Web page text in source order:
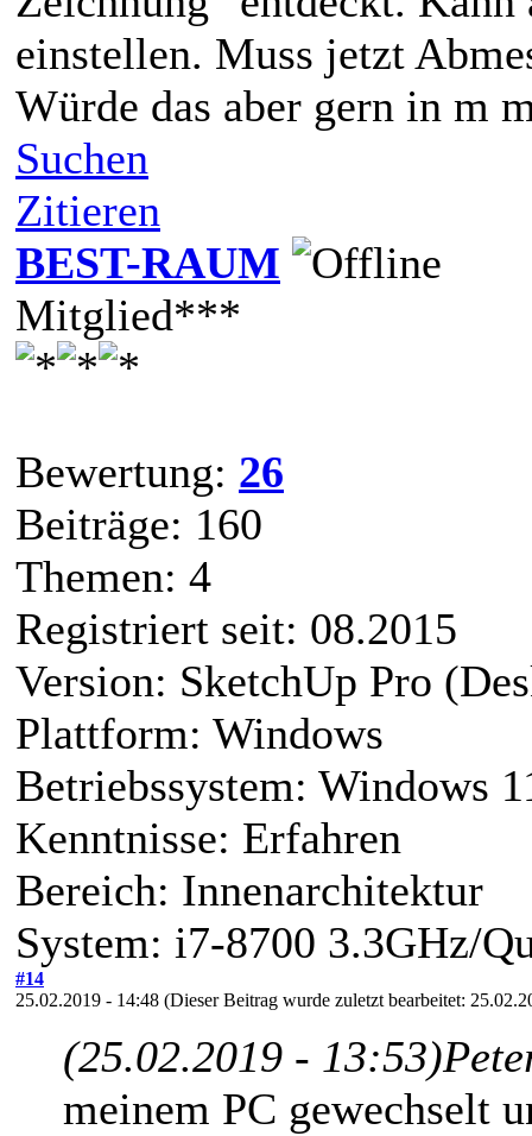
einstellen. Muss jetzt
Würde das aber gern in m
Suchen
Zitieren
BEST-RAUM
Mitglied***
Bewertung: 26
Beiträge: 160
Themen: 4
Registriert seit: 08.2015
Version: SketchUp Pro
Plattform: Windows
Betriebssystem: Windows
Kenntnisse: Erfahren
Bereich: Innenarchitektur
System: i7-8700 3.3GHz/
#14
25.02.2019 - 14:48 (Dieser Beitrag wurde zuletzt bearbeitet:
(25.02.2019 - 13:53)
meinem PC gewechselt